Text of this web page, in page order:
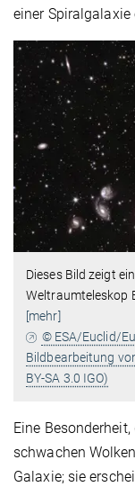
einer Spiralgalaxie
Dieses Bild zeigt
Weltraumteleskop
[mehr]
© ESA/Euclid/
Bildbearbeitung
BY-SA 3.0 IGO)
Eine
schwachen
Galaxie; sie